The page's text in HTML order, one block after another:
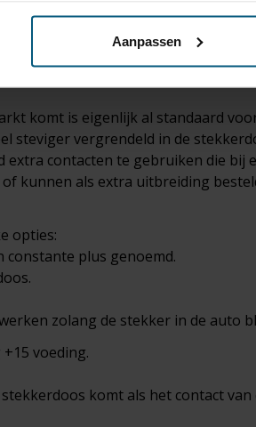
Aanpassen
van de kabelset.
komt is eigenlijk al standaard
steviger vergrendeld in de
contacten te gebruiken die
kunnen als extra uitbreiding
opties:
constante plus genoemd.
zolang de stekker in de auto
voeding.
komt als het contact